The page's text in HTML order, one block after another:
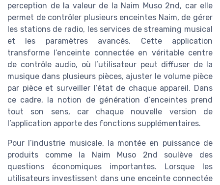
perception de la valeur de la Naim Muso 2nd, car elle
permet de contrôler plusieurs enceintes Naim, de gérer
les stations de radio, les services de streaming musical
et les paramètres avancés. Cette application
transforme l’enceinte connectée en véritable centre
de contrôle audio, où l’utilisateur peut diffuser de la
musique dans plusieurs pièces, ajuster le volume pièce
par pièce et surveiller l’état de chaque appareil. Dans
ce cadre, la notion de génération d’enceintes prend
tout son sens, car chaque nouvelle version de
l’application apporte des fonctions supplémentaires.
Pour l’industrie musicale, la montée en puissance de
produits comme la Naim Muso 2nd soulève des
questions économiques importantes. Lorsque les
utilisateurs investissent dans une enceinte connectée